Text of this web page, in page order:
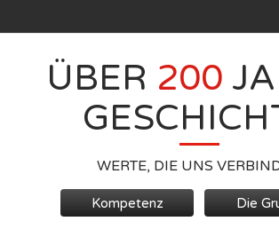
ÜBER 200
WERTE, DIE UNS
Kompetenz Die